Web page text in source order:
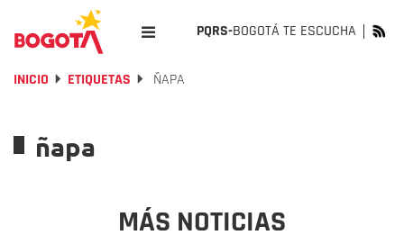
PQRS-BOGOTÁ TE ESCUCHA
INICIO ETIQUETAS ÑAPA
ñapa
MÁS NOTICIAS